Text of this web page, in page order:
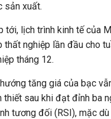
sản xuất.
tới, lịch trình kinh tế của
thất nghiệp lần đầu cho
tháng 12.
tăng giá của bạc
thiết sau khi đạt đỉnh ba
tương đối (RSI), mặc